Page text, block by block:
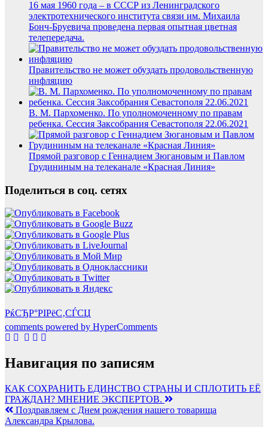
16 мая 1960 года – в СССР из Ленинградского
электротехнического института связи им. Михаила
Бонч-Бруевича проведена первая опытная цветная
телепередача.
Правительство не может обуздать продовольственную
инфляцию
В. М. Пархоменко. По уполномоченному по правам
ребенка. Сессия Заксобрания Севастополя 22.06.2021
Прямой разговор с Геннадием Зюгановым и Павлом
Грудининым на телеканале «Красная Линия»
Поделиться в соц. сетях
РќСЂР°РІРёС‚СЃСЏ
comments powered by HyperComments
Навигация по записям
КАК СОХРАНИТЬ ЕДИНСТВО СТРАНЫ И СПЛОТИТЬ ЕЁ
ГРАЖДАН? МНЕНИЕ ЭКСПЕРТОВ.
Поздравляем с Днем рождения нашего товарища
Александра Крылова.